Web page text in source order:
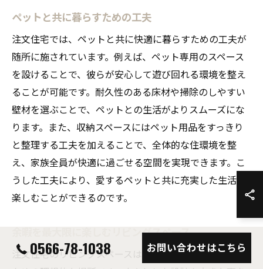
ペットと共に暮らすための工夫
注文住宅では、ペットと共に快適に暮らすための工夫が
随所に施されています。例えば、ペット専用のスペース
を設けることで、彼らが安心して遊び回れる環境を整え
ることが可能です。耐久性のある床材や掃除のしやすい
壁材を選ぶことで、ペットとの生活がよりスムーズにな
ります。また、収納スペースにはペット用品をすっきり
と整理する工夫を加えることで、全体的な住環境を整
え、家族全員が快適に過ごせる空間を実現できます。こ
うした工夫により、愛するペットと共に充実した生活を
楽しむことができるのです。
余暇を最大限に楽しむリビングスペース
注文住宅のリビングスペースは、余暇を最大限に楽しむ
0566-78-1038 お問い合わせはこちら